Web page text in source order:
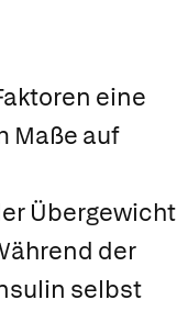
eine
Maße auf
Übergewicht
der
selbst